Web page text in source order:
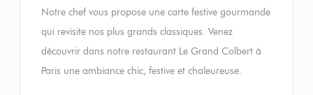
Notre chef vous propose une carte festive gourmande
qui revisite nos plus grands classiques. Venez
découvrir dans notre restaurant Le Grand Colbert à
Paris une ambiance chic, festive et chaleureuse.